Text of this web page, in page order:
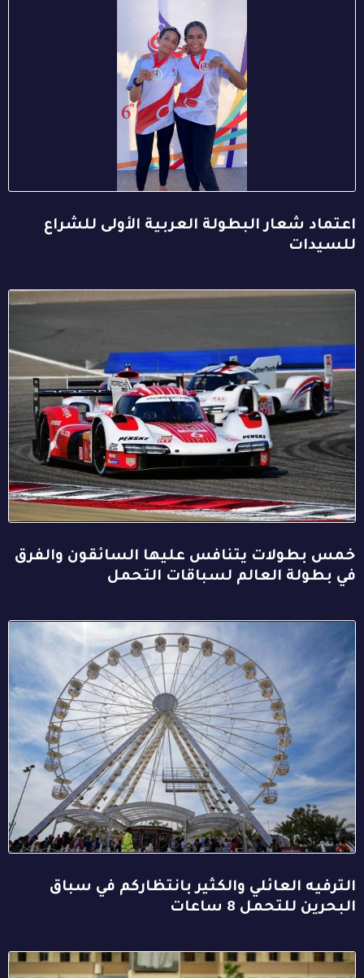
اعتماد شعار البطولة العربية الأولى للشراع
للسيدات
خمس بطولات يتنافس عليها السائقون والفرق
في بطولة العالم لسباقات التحمل
الترفيه العائلي والكثير بانتظاركم في سباق
البحرين للتحمل 8 ساعات